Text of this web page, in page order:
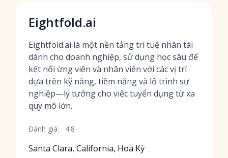
Eightfold.ai
Eightfold.ai là một nền tảng trí tuệ nhân tài
dành cho doanh nghiệp, sử dụng học sâu để
kết nối ứng viên và nhân viên với các vị trí
dựa trên kỹ năng, tiềm năng và lộ trình sự
nghiệp—lý tưởng cho việc tuyển dụng từ xa
quy mô lớn.
Đánh giá: 4.8
Santa Clara, California, Hoa Kỳ